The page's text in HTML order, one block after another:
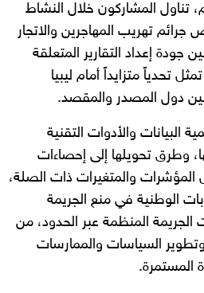
تناول المشاركون خلال النشاط
تهريب المهاجرين والاتجار
إعداد التقارير المتعلقة
تحدياً متزايداً أمام ليبيا
بين دول المصدر والمقصد.
البيانات والأدوات التقنية
وطرق تحويلها إلى إحصاءات
والمتغيرات ذات الصلة،
الوطنية في منع الجريمة
المنظمة عبر الحدود، من
السياسات والممارسات
المستمرة.